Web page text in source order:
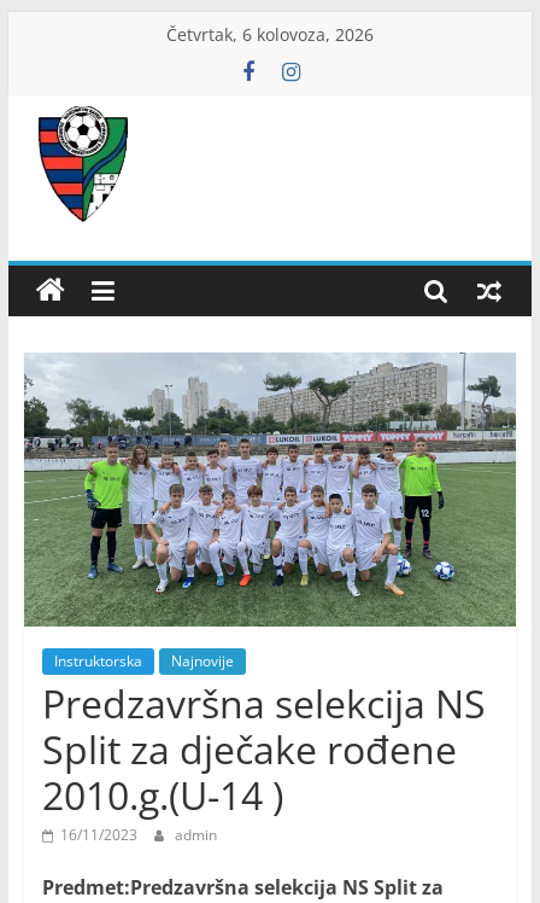
Četvrtak, 6 kolovoza, 2026
ŽNS
Dubrovačko-
neretvanski
Instruktorska Najnovije
Predzavršna selekcija NS
Split za dječake rođene
2010.g.(U-14 )
16/11/2023 admin
Predmet:Predzavršna selekcija NS Split za